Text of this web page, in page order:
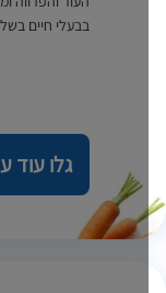
בבעלי חיים בשלב
גלו עוד